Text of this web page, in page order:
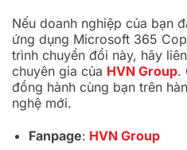
Nếu doanh nghiệp của bạn
ứng dụng Microsoft 365
trình chuyển đổi này, hãy
chuyên gia của HVN Group.
đồng hành cùng bạn trên
nghệ mới.
Fanpage: HVN Group